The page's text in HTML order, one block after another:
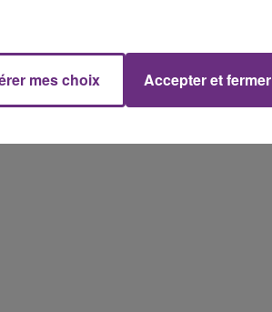
14h00 - 15h00
La Radio Pop
mes choix Accepter et fermer